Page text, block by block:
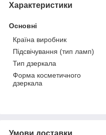
Характеристики
Основні
Країна виробник
Підсвічування (тип ламп)
Тип дзеркала
Форма косметичного
дзеркала
Умови доставки